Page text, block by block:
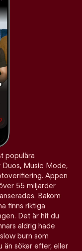
populära
Music Mode,
Appen
55 miljarder
Bakom
finns riktiga
Det är hit du
aldrig hade
burn som
än söker efter, eller